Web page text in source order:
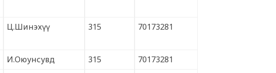
Ц.Шинэхүү 315 70173281
И.Оюунсувд 315
70173281